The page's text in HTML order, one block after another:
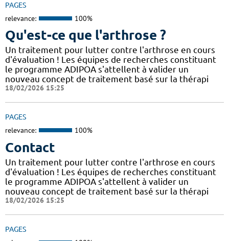
PAGES
relevance: 100%
Qu'est-ce que l'arthrose ?
Un traitement pour lutter contre l'arthrose en cours
d'évaluation ! Les équipes de recherches constituant
le programme ADIPOA s'attellent à valider un
nouveau concept de traitement basé sur la thérapi
18/02/2026 15:25
PAGES
relevance: 100%
Contact
Un traitement pour lutter contre l'arthrose en cours
d'évaluation ! Les équipes de recherches constituant
le programme ADIPOA s'attellent à valider un
nouveau concept de traitement basé sur la thérapi
18/02/2026 15:25
PAGES